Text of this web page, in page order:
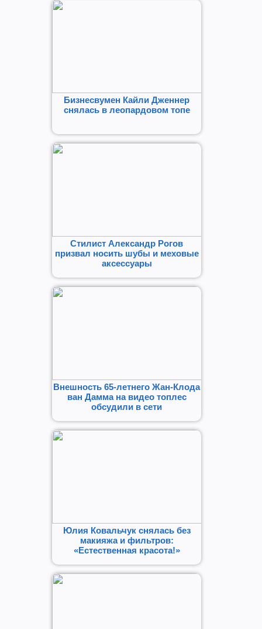
Бизнесвумен Кайли Дженнер
снялась в леопардовом топе
Стилист Александр Рогов
призвал носить шубы и меховые
аксессуары
Внешность 65-летнего Жан-Клода
ван Дамма на видео топлес
обсудили в сети
Юлия Ковальчук снялась без
макияжа и фильтров:
«Естественная красота!»